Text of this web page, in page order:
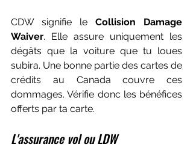
CDW signifie le Collision Damage
Waiver. Elle assure uniquement les
dégâts que la voiture que tu loues
subira. Une bonne partie des cartes de
crédits au Canada couvre ces
dommages. Vérifie donc les bénéfices
offerts par ta carte.
L'assurance vol ou LDW